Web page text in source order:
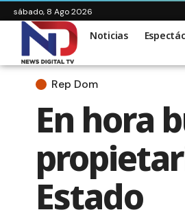
sábado, 8 Ago 2026
Noticias
Rep Dom
En hora
Estado